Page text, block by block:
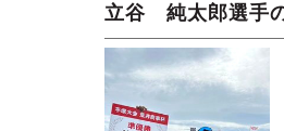
立谷 純太郎選手